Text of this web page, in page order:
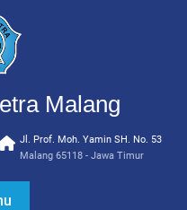
DI
Malang
Jl. Prof. Moh. Yamin SH. No. 53
Malang 65118 - Jawa Timur